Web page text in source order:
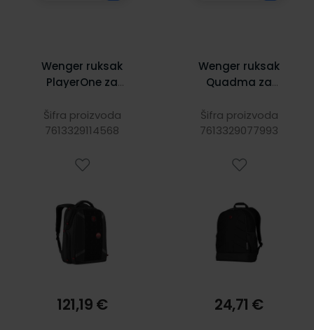
Wenger ruksak
PlayerOne za
17.3", crni
Šifra proizvoda
7613329114568
121,19 €
Wenger ruksak
Quadma za
16", 22 L, crni
Šifra proizvoda
7613329077993
24,71 €